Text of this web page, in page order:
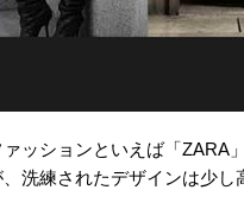
ッションといえば「ZARA
洗練されたデザインは少し